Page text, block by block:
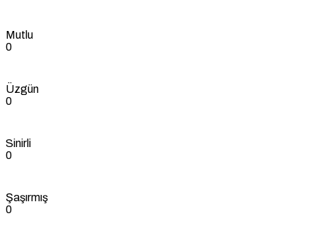
Mutlu
0
Üzgün
0
Sinirli
0
Şaşırmış
0